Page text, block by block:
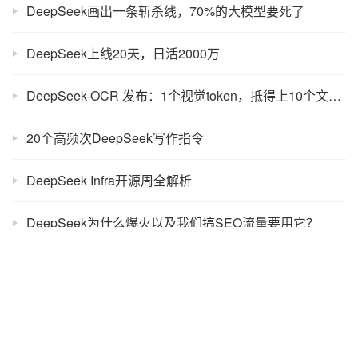
DeepSeek画出一条斩杀线，70%的大模型要死了
DeepSeek上线20天，日活2000万
DeepSeek-OCR 发布：1个视觉token，抵得上10个文本token
20个高频次DeepSeek写作指令
DeepSeek Infra开源周全解析
DeepSeek为什么爆火以及我们搞SEO流量要用它？